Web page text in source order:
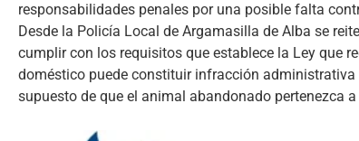
responsabilidades penales por una posible falta
Desde la Policía Local de Argamasilla de Alba se
cumplir con los requisitos que establece la Ley que
doméstico puede constituir infracción
supuesto de que el animal abandonado pertenezca